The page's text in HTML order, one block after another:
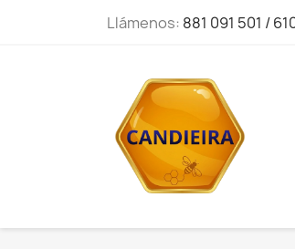
Llámenos: 881 091 501 /